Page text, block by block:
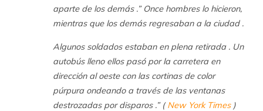
aparte de los demás .” Once hombres lo hicieron,
mientras que los demás regresaban a la ciudad .
Algunos soldados estaban en plena retirada . Un
autobús lleno ellos pasó por la carretera en
dirección al oeste con las cortinas de color
púrpura ondeando a través de las ventanas
destrozadas por disparos .” (New York Times )